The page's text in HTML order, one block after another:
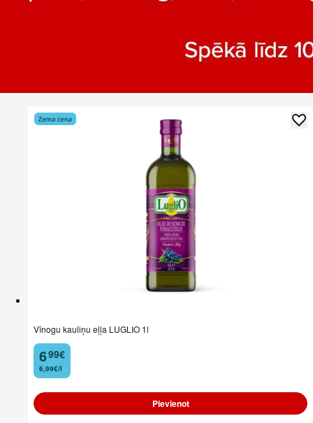
Vīnogu kauliņu eļļa LUGLIO 1l
6
. 99€
6,99€/l
Pievienot